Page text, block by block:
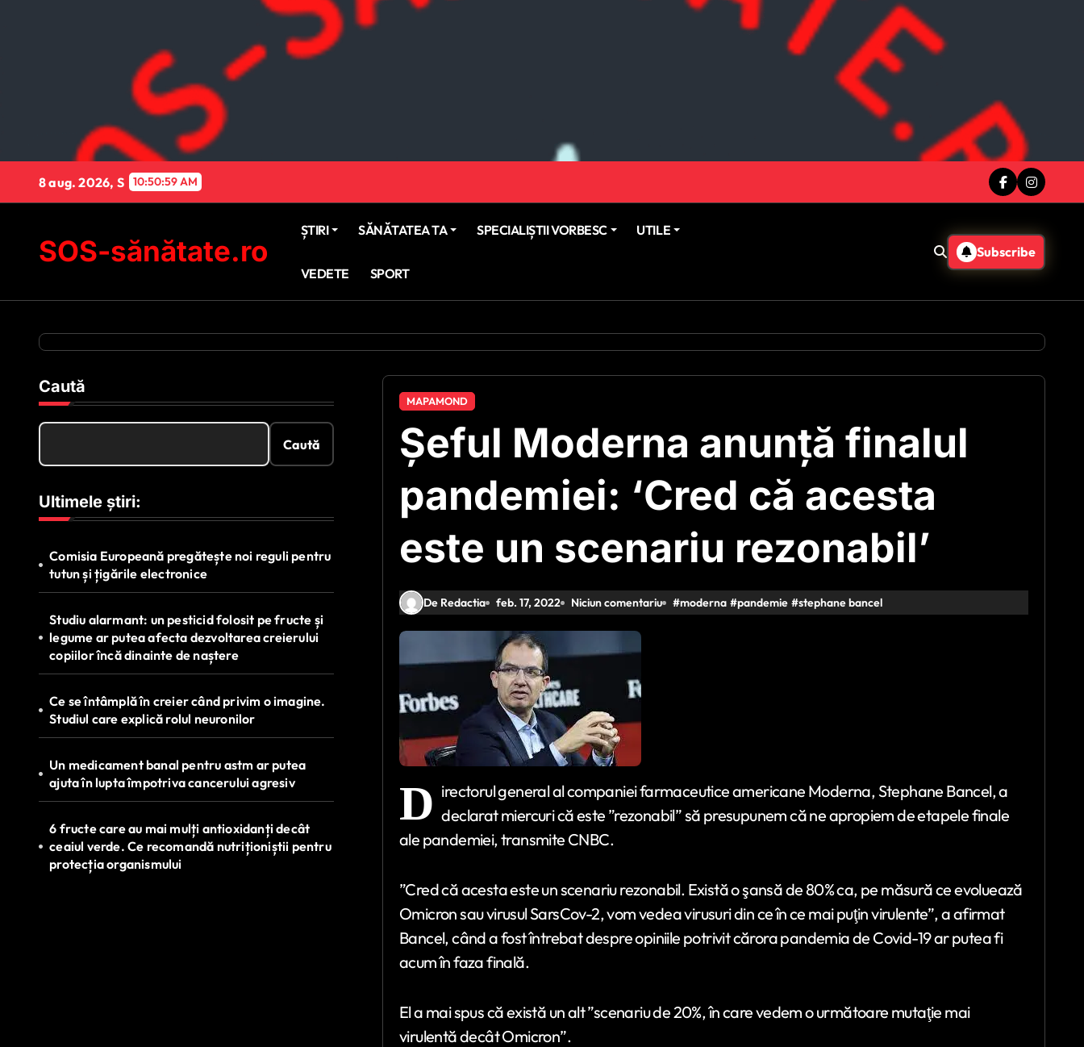
8 aug. 2026, S 10:51:00 AM
SOS-sănătate.ro
ȘTIRI SĂNĂTATEA TA SPECIALIȘTII VORBESC UTILE
VEDETE SPORT
Subscribe
Caută
Caută
Ultimele știri:
Comisia Europeană pregătește noi reguli pentru
tutun și țigările electronice
Studiu alarmant: un pesticid folosit pe fructe și
legume ar putea afecta dezvoltarea creierului
copiilor încă dinainte de naștere
Ce se întâmplă în creier când privim o imagine.
Studiul care explică rolul neuronilor
Un medicament banal pentru astm ar putea
ajuta în lupta împotriva cancerului agresiv
6 fructe care au mai mulți antioxidanți decât
ceaiul verde. Ce recomandă nutriționiștii pentru
protecția organismului
MAPAMOND
Șeful Moderna anunță finalul
pandemiei: ‘Cred că acesta
este un scenariu rezonabil’
De Redactia feb. 17, 2022 Niciun comentariu #moderna #pandemie #stephane bancel
D irectorul general al companiei farmaceutice americane Moderna, Stephane Bancel, a
declarat miercuri că este ”rezonabil” să presupunem că ne apropiem de etapele finale
ale pandemiei, transmite CNBC.
”Cred că acesta este un scenariu rezonabil. Există o şansă de 80% ca, pe măsură ce evoluează
Omicron sau virusul SarsCov-2, vom vedea virusuri din ce în ce mai puţin virulente”, a afirmat
Bancel, când a fost întrebat despre opiniile potrivit cărora pandemia de Covid-19 ar putea fi
acum în faza finală.
El a mai spus că există un alt ”scenariu de 20%, în care vedem o următoare mutaţie mai
virulentă decât Omicron”.